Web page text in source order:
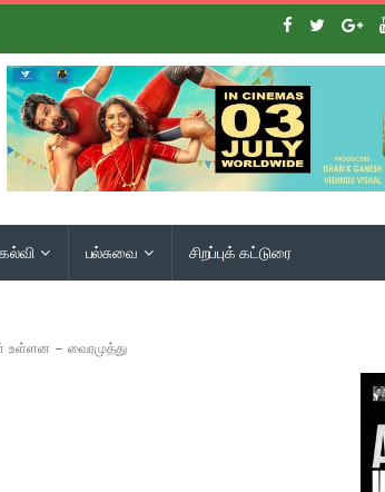
கல்வி பல்சுவை சிறப்புக் கட்டுரை
உள்ளன – வைரமுத்து